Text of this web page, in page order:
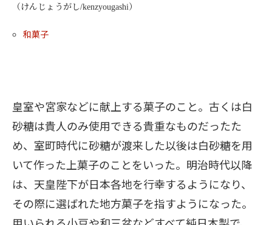
（けんじょうがし/kenzyougashi）
和菓子
皇室や宮家などに献上する菓子のこと。古くは白
砂糖は貴人のみ使用できる貴重なものだったた
め、室町時代に砂糖が渡来した以後は白砂糖を用
いて作った上菓子のことをいった。明治時代以降
は、天皇陛下が日本各地を行幸するようになり、
その際に選ばれた地方菓子を指すようになった。